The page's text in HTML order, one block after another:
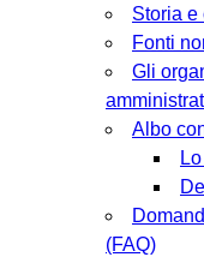
Storia e
Fonti
Gli
Albo
(FAQ)